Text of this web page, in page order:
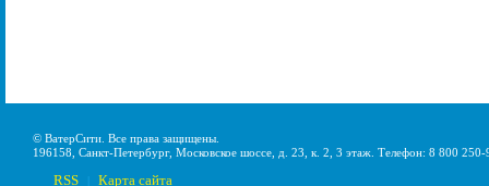
© ВатерСити. Все права защищены.
196158, Санкт-Петербург, Московское шоссе, д. 23, к. 2, 3 этаж. Телефон: 8 800
RSS Карта сайта